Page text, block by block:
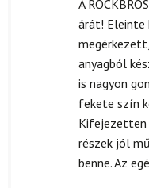
A
árát! Eleinte
anyagból
is nagyon
fekete szín
Kifejezetten
részek jól
benne. Az